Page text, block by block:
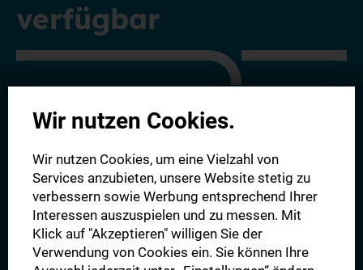
verfügbar
Digitalen Zeitung bis hin zu unserem Komplettpaket.
freuen uns auf Sie!
Alle Angebote
Wir nutzen Cookies.
Wir nutzen Cookies, um eine Vielzahl von
Services anzubieten, unsere Website stetig zu
verbessern sowie Werbung entsprechend Ihrer
Interessen auszuspielen und zu messen. Mit
Klick auf "Akzeptieren" willigen Sie der
Verwendung von Cookies ein. Sie können Ihre